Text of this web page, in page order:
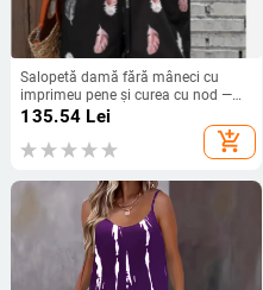
Salopetă damă fără mâneci cu
imprimeu pene și curea cu nod —
Poliester, croială dreaptă, talie
135.54 Lei
add_shopping_cart